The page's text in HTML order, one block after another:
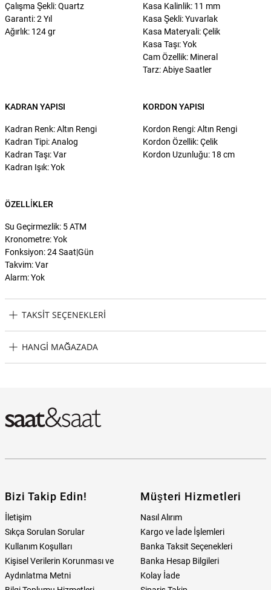
Çalışma Şekli: Quartz
Garanti: 2 Yıl
Ağırlık: 124 gr
Kasa Kalinlik: 11 mm
Kasa Şekli: Yuvarlak
Kasa Materyali: Çelik
Kasa Taşı: Yok
Cam Özellik: Mineral
Tarz: Abiye Saatler
KADRAN YAPISI
Kadran Renk: Altın Rengi
Kadran Tipi: Analog
Kadran Taşı: Var
Kadran Işık: Yok
KORDON YAPISI
Kordon Rengi: Altın Rengi
Kordon Özellik: Çelik
Kordon Uzunluğu: 18 cm
ÖZELLIKLER
Su Geçirmezlik: 5 ATM
Kronometre: Yok
Fonksiyon: 24 Saat|Gün
Takvim: Var
Alarm: Yok
TAKSIT SEÇENEKLERI
HANGI MAĞAZADA
Bizi Takip Edin!
İletişim
Sıkça Sorulan Sorular
Kullanım Koşulları
Kişisel Verilerin Korunması ve
Aydınlatma Metni
Müşteri Hizmetleri
Nasıl Alırım
Kargo ve İade İşlemleri
Banka Taksit Seçenekleri
Banka Hesap Bilgileri
Kolay İade